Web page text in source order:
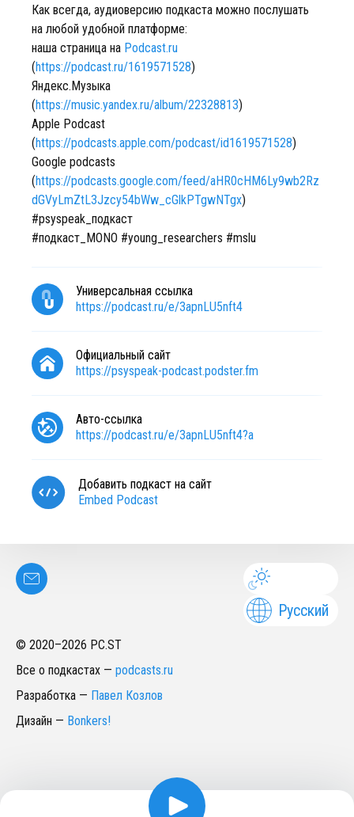
Как всегда, аудиоверсию подкаста можно послушать
на любой удобной платформе:
наша страница на Podcast.ru
(https://podcast.ru/1619571528)
Яндекс.Музыка
(https://music.yandex.ru/album/22328813)
Apple Podcast
(https://podcasts.apple.com/podcast/id1619571528)
Google podcasts
(https://podcasts.google.com/feed/aHR0cHM6Ly9wb2Rz
dGVyLmZtL3Jzcy54bWw_cGlkPTgwNTgx)
#psyspeak_подкаст
#подкаст_MONO #young_researchers #mslu
Универсальная ссылка
https://podcast.ru/e/3apnLU5nft4
Официальный сайт
https://psyspeak-podcast.podster.fm
Авто-ссылка
https://podcast.ru/e/3apnLU5nft4?a
Добавить подкаст на сайт
Embed Podcast
Русский
© 2020–2026 PC.ST
Все о подкастах — podcasts.ru
Разработка — Павел Козлов
Дизайн — Bonkers!